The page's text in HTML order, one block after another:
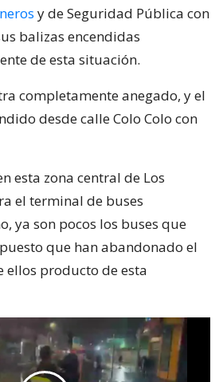
y de Seguridad Pública con
balizas encendidas
de esta situación.
completamente anegado, y el
desde calle Colo Colo con
esta zona central de Los
el terminal de buses
ya son pocos los buses que
que han abandonado el
producto de esta